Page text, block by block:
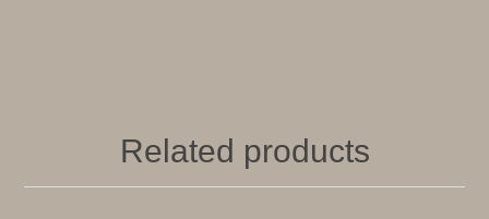
Related products